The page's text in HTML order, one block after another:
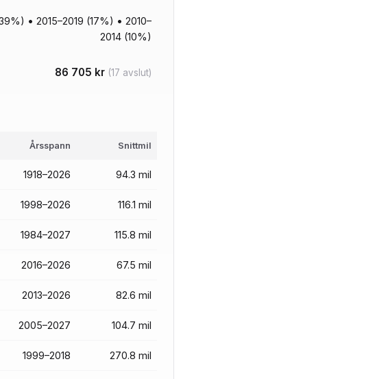
• 2015–2019 (17%) • 2010–
2014 (10%)
86 705 kr (17 avslut)
Årsspann Snittmil
1918–2026 94.3 mil
1998–2026 116.1 mil
1984–2027 115.8 mil
2016–2026 67.5 mil
2013–2026 82.6 mil
2005–2027 104.7 mil
1999–2018 270.8 mil